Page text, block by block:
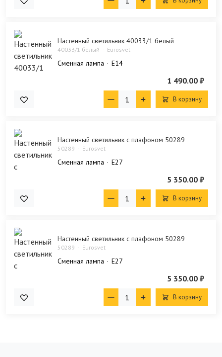
Настенный светильник 40033/1 белый
40033/1 белый Eurosvet
Сменная лампа E14
1 490.00 ₽
В корзину
Настенный светильник с плафоном 50289
50289 Eurosvet
Сменная лампа E27
5 350.00 ₽
В корзину
Настенный светильник с плафоном 50289
50289 Eurosvet
Сменная лампа E27
5 350.00 ₽
В корзину